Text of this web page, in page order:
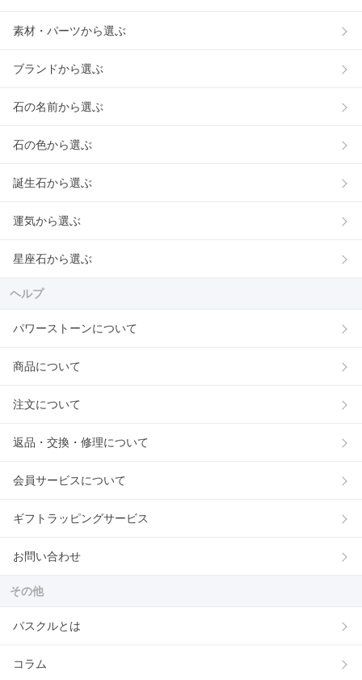
素材・パーツから選ぶ
ブランドから選ぶ
石の名前から選ぶ
石の色から選ぶ
誕生石から選ぶ
運気から選ぶ
星座石から選ぶ
ヘルプ
パワーストーンについて
商品について
注文について
返品・交換・修理について
会員サービスについて
ギフトラッピングサービス
お問い合わせ
その他
パスクルとは
コラム